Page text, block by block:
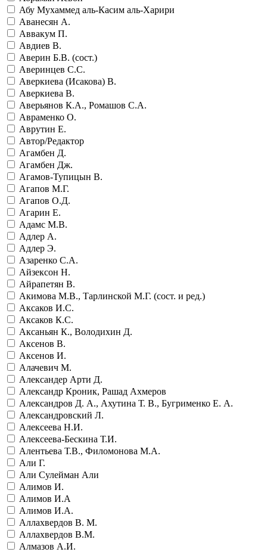
Абу Мухаммед аль-Касим аль-Харири
Аванесян А.
Аввакум П.
Авдиев В.
Аверин Б.В. (сост.)
Аверинцев С.С.
Аверкиева (Исакова) В.
Аверкиева В.
Аверьянов К.А., Ромашов С.А.
Авраменко О.
Аврутин Е.
Автор/Редактор
Агамбен Д.
Агамбен Дж.
Агамов-Тупицын В.
Агапов М.Г.
Агапов О.Д.
Агарин Е.
Адамс М.В.
Адлер А.
Адлер Э.
Азаренко С.А.
Айзексон Н.
Айрапетян В.
Акимова М.В., Тарлинской М.Г. (сост. и ред.)
Аксаков И.С.
Аксаков К.С.
Аксаньян К., Володихин Д.
Аксенов В.
Аксенов И.
Алачевич М.
Александер Арти Д.
Александр Кроник, Рашад Ахмеров
Александров Д. А., Ахутина Т. В., Бугрименко Е. А.
Александровский Л.
Алексеева Н.И.
Алексеева-Бескина Т.И.
Алентьева Т.В., Филомонова М.А.
Али Г.
Али Сулейман Али
Алимов И.
Алимов И.А
Алимов И.А.
Аллахвердов В. М.
Аллахвердов В.М.
Алмазов А.И.